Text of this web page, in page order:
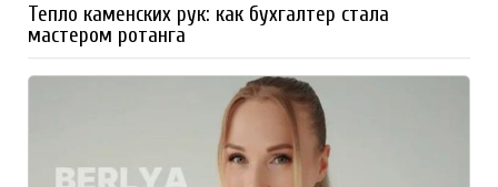
Тепло каменских рук: как бухгалтер стала
мастером ротанга